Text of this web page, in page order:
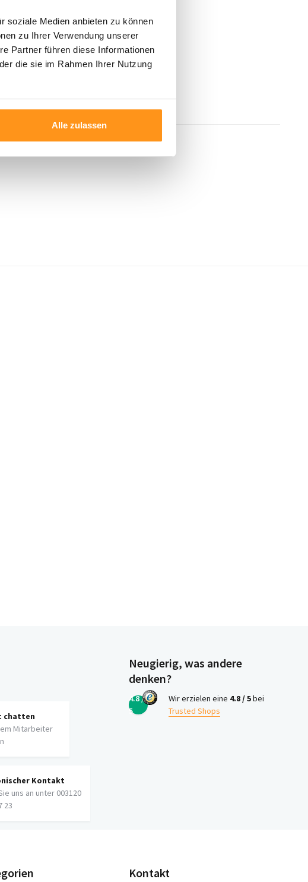
soziale Medien anbieten zu können
zu Ihrer Verwendung unserer
Partner führen diese Informationen
die sie im Rahmen Ihrer Nutzung
Alle zulassen
chatten
Mitarbeiter
Kontakt
uns an unter 003120
23
Neugierig, was andere
denken?
4.8 /
5
Wir erzielen eine 4.8 / 5bei
Trusted Shops
Kontakt